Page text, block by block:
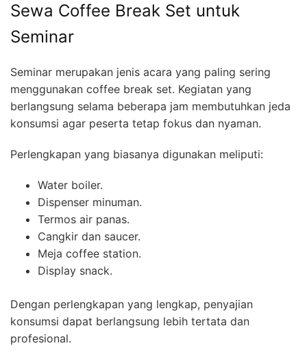
Sewa Coffee Break Set untuk
Seminar
Seminar merupakan jenis acara yang paling sering
menggunakan coffee break set. Kegiatan yang
berlangsung selama beberapa jam membutuhkan jeda
konsumsi agar peserta tetap fokus dan nyaman.
Perlengkapan yang biasanya digunakan meliputi:
Water boiler.
Dispenser minuman.
Termos air panas.
Cangkir dan saucer.
Meja coffee station.
Display snack.
Dengan perlengkapan yang lengkap, penyajian
konsumsi dapat berlangsung lebih tertata dan
profesional.